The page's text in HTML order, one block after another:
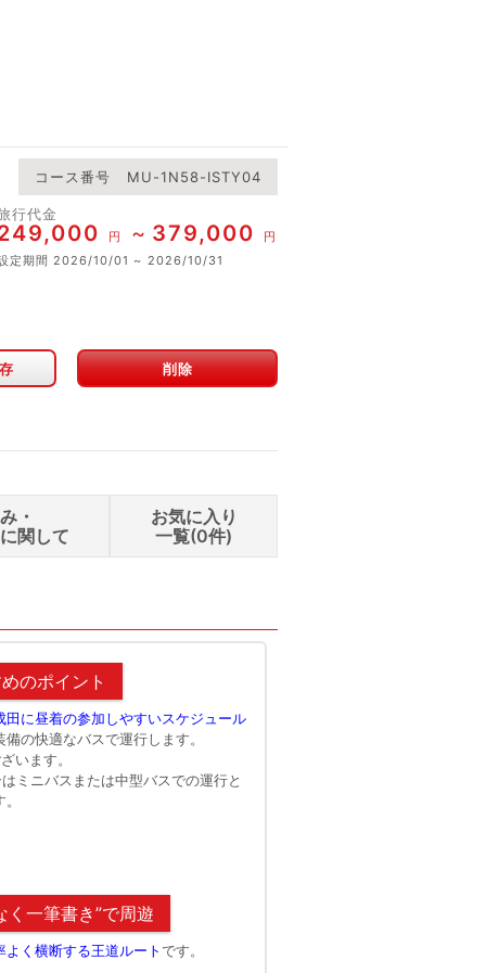
コース番号 MU-1N58-ISTY04
行代金
円 379,000
円
定期間 2026/10/01 2026/10/31
ﾌﾟｼｮﾝでのご案内となります。
削除
・
関して
お気に入り
一覧(0件)
のポイント
に昼着の参加しやすいスケジュール
の快適なバスで運行します。
います。
ミニバスまたは中型バスでの運行と
く一筆書き”で周遊
よく横断する王道ルートです。